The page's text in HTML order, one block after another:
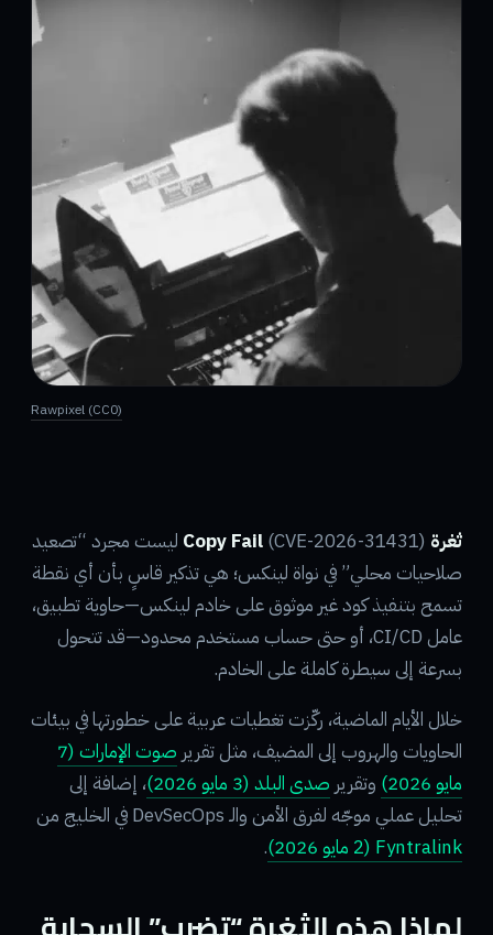
Rawpixel (CC0)
ثغرة Copy Fail
(CVE-2026-31431) ليست مجرد “تصعيد
صلاحيات محلي” في نواة لينكس؛ هي تذكير قاسٍ بأن أي نقطة
تسمح بتنفيذ كود غير موثوق على خادم لينكس—حاوية تطبيق،
عامل CI/CD، أو حتى حساب مستخدم محدود—قد تتحول
بسرعة إلى سيطرة كاملة على الخادم.
خلال الأيام الماضية، ركّزت تغطيات عربية على خطورتها في بيئات
الحاويات والهروب إلى المضيف، مثل تقرير
صوت الإمارات (7
مايو 2026)
وتقرير صدى البلد (3 مايو 2026)
، إضافة إلى
تحليل عملي موجّه لفرق الأمن والـ DevSecOps في الخليج من
Fyntralink (2 مايو 2026)
.